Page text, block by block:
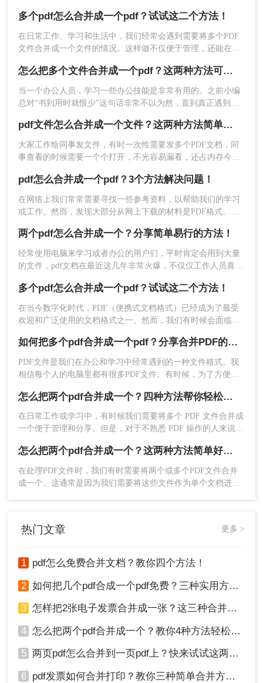
预览并确认：检查每个PDF的页面布局，确保
保存合并后的PDF：选择输出路径，设置文件
名，点击“保存”即可完成。
方法二：免费在线工具快速合并PDF
对于追求便捷的用户，免费在线工具是理想选择。
它们无需安装，通过浏览器即可操作，但需注意隐
私保护。
料整理。
缺点：
部分工具可能有文件大小限制；隐私风
推荐工具：转转大师
操作步骤：
访问转转大师官网，选择“合并
能。
多个PDF怎么合并成一个PDF的常用方法，帮你解决操作繁
琐、安全隐忧等核心困扰。那么多个pdf怎么合并成一个pdf
呢？本文基于真实测试和数据，确保专业可信，助你快速掌握
多个pdf怎么合并成一个pdf？试试这二个方法！
在日常工作、学习和生活中，我们经常会遇到需要将多个PDF
文件合并成一个文件的情况。这样做不仅便于管理，还能在分
呢？本文将详细介绍几种常用的方法，帮助你轻松地将多个
PDF合并成一个PDF。
怎么把多个文件合并成一个pdf？这两种方法可轻松合并多个文件~
当一个办公人员，学习一些办公技能是非常有用的。之前小编
总对“书到用时就恨少”这句话非常不以为然，直到真正遇到的
学点东西，等用到的时候也不会变得手忙脚乱。你知道怎么把
多个文件合并成一个pdf吗？今日小编就跟你分享pdf合并。
pdf文件怎么合并成一个文件？这两种方法简单好用！
大家工作给同事发文件，有时一次性需要发多个PDF文档，同
事查看的时候需要一个个打开，不光容易漏看，还占内存今天
pdf怎么合并成一个pdf？3个方法解决问题！
在网络上我们常常需要寻找一些参考资料，以帮助我们的学习
或工作。然而，发现大部分从网上下载的材料是PDF格式。要
费了我们的宝贵时间。所以，我们可以结合多个PDF文件来提
高我们的阅读和学习效率！因此，今天小编想和大家分享小编
常用的pdf怎么合并成一个pdf的方法介绍，希望对需要pdf合并
的朋友有所帮助！
两个pdf怎么合并成一个？分享简单易行的方法！
经常使用电脑来学习或者办公的用户们，平时肯定会用到大量
的文件，pdf文档在最近这几年非常火爆，不仅仅工作人员喜欢
档的时候，我们会把不同的文件保存到多个pdf文档中，不过文
件内容分散了也会遇到一些问题，这时我们可以把pdf文档合并
到一起，那么两个pdf怎么合并成一个呢？
多个pdf怎么合并成一个pdf？试试这二个方法！
在当今数字化时代，PDF（便携式文档格式）已经成为了最受
欢迎和广泛使用的文档格式之一。然而，我们有时候会面临着
相关主题的文件整合到一起，或者是为了方便地存储和分享文
件。不用担心，合并多个PDF文件并不复杂，下面将介绍几种
多个pdf怎么合并成一个pdf方法。
如何把多个pdf合并成一个pdf？分享合并PDF的三个方法！
PDF文件是我们在办公和学习中经常遇到的一种文件格式。我
相信每个人的电脑里都有很多PDF文件。有时候，为了方便文
PDF文件合并在一起。那么，如何把多个pdf合并成一个pdf
呢？下面将分享三种简单易操作的方法。让我们来看看。
怎么把两个pdf合并成一个？四种方法帮你轻松搞定！
在日常工作或学习中，有时候我们需要将多个 PDF 文件合并成
一个便于管理和分享。但是，对于不熟悉 PDF 操作的人来说，
并成一个的方法，帮助大家轻松解决这个问题。
怎么把两个pdf合并成一个？这两种方法简单好用！
在处理PDF文件时，我们有时需要将两个或多个PDF文件合并
成一个。这通常是因为我们需要将这些文件作为单个文档进行
热门文章 更多 >
1 pdf怎么免费合并文档？教你四个方法！
2 如何把几个pdf合成一个pdf免费？三种实用方法分享！
3 怎样把2张电子发票合并成一张？这三种合并方法学习一下!
4 怎么把两个pdf合并成一个？教你4种方法轻松完成合并！
5 两页pdf怎么合并到一页pdf上？快来试试这两种方法吧！
6 pdf发票如何合并打印？教你三种简单合并方法！